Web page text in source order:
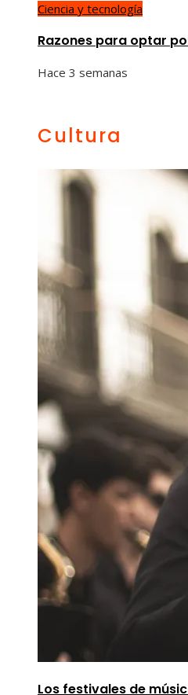
Ciencia y tecnología
Razones para optar
Hace 3 semanas
Cultura
Los festivales de